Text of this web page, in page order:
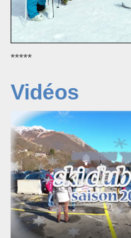
*****
Vidéos